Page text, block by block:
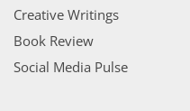
Creative Writings
Book Review
Social Media Pulse